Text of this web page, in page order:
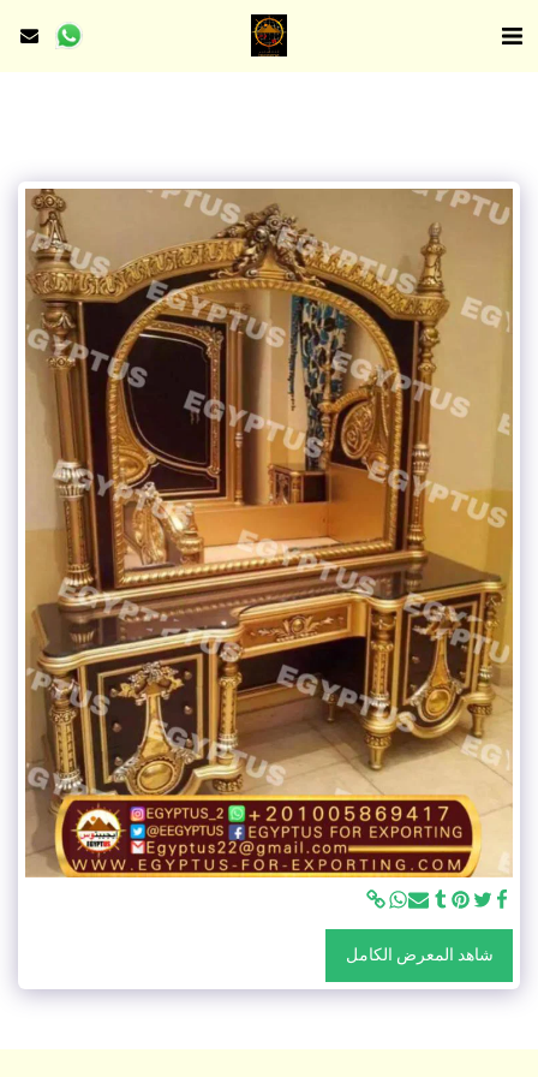
شاهد المعرض الكامل